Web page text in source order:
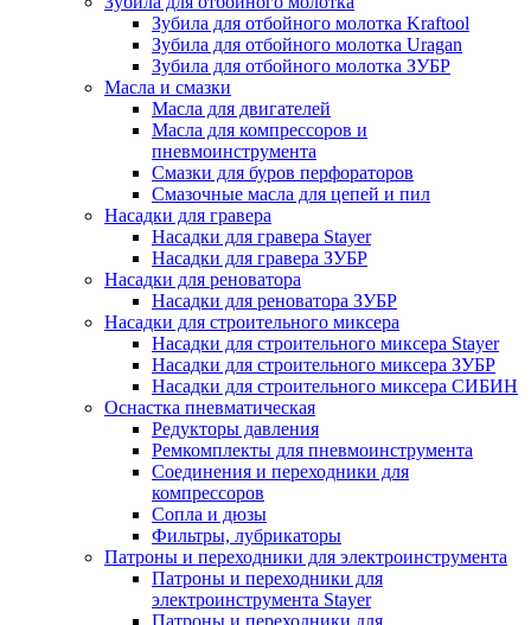
Зубила для отбойного молотка Kraftool
Зубила для отбойного молотка Uragan
Зубила для отбойного молотка ЗУБР
Масла и смазки
Масла для двигателей
Масла для компрессоров и
пневмоинструмента
Смазки для буров перфораторов
Смазочные масла для цепей и пил
Насадки для гравера
Насадки для гравера Stayer
Насадки для гравера ЗУБР
Насадки для реноватора
Насадки для реноватора ЗУБР
Насадки для строительного миксера
Насадки для строительного миксера Stayer
Насадки для строительного миксера ЗУБР
Насадки для строительного миксера СИБИН
Оснастка пневматическая
Редукторы давления
Ремкомплекты для пневмоинструмента
Соединения и переходники для
компрессоров
Сопла и дюзы
Фильтры, лубрикаторы
Патроны и переходники для электроинструмента
Патроны и переходники для
электроинструмента Stayer
Патроны и переходники для